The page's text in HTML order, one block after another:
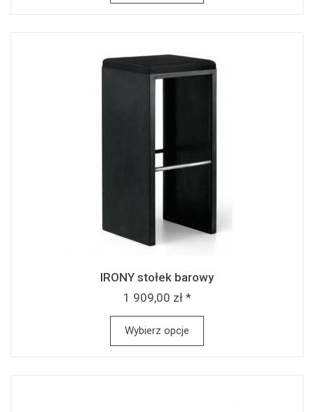
IRONY stołek barowy
1 909,00 zł *
Wybierz opcje